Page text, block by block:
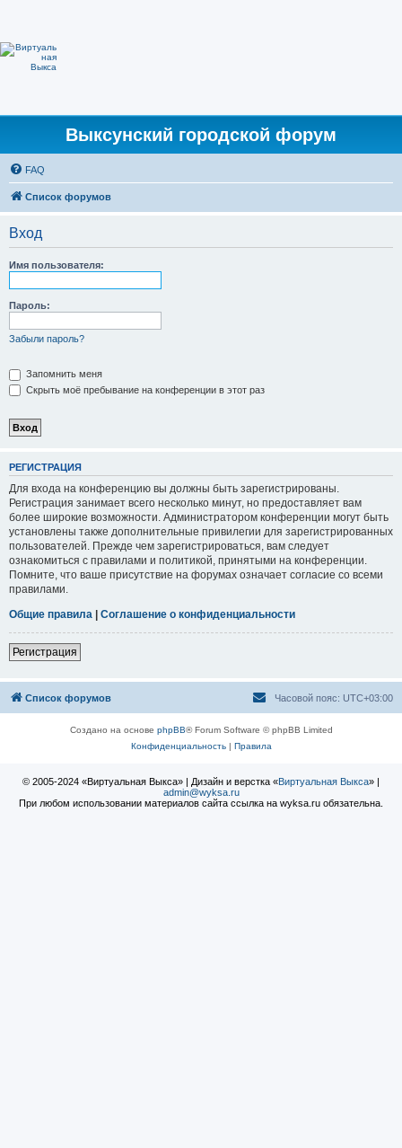
Выксунский городской форум
FAQ
Список форумов
Вход
Имя пользователя:
Пароль:
Забыли пароль?
Запомнить меня
Скрыть моё пребывание на конференции в этот раз
РЕГИСТРАЦИЯ
Для входа на конференцию вы должны быть зарегистрированы.
Регистрация занимает всего несколько минут, но предоставляет вам
более широкие возможности. Администратором конференции могут быть
установлены также дополнительные привилегии для зарегистрированных
пользователей. Прежде чем зарегистрироваться, вам следует
ознакомиться с правилами и политикой, принятыми на конференции.
Помните, что ваше присутствие на форумах означает согласие со всеми
правилами.
Общие правила | Соглашение о конфиденциальности
Регистрация
Список форумов Часовой пояс: UTC+03:00
Создано на основе phpBB® Forum Software © phpBB Limited
Конфиденциальность| Правила
© 2005-2024 «Виртуальная Выкса» | Дизайн и верстка «Виртуальная Выкса» |
admin@wyksa.ru
При любом использовании материалов сайта ссылка на wyksa.ru обязательна.